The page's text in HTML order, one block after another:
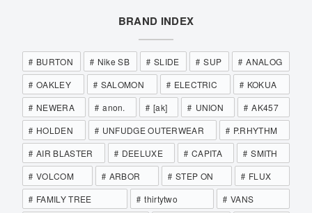
BRAND INDEX
BURTON Nike SB SLIDE SUP
ANALOG
OAKLEY
SALOMON ELECTRIC
KOKUA
NEWERA
anon. [ak] UNION
AK457
HOLDEN
UNFUDGE OUTERWEAR
P.RHYTHM
AIR BLASTER
DEELUXE CAPITA
SMITH
VOLCOM
ARBOR STEP ON
FLUX
FAMILY TREE
thirtytwo
VANS